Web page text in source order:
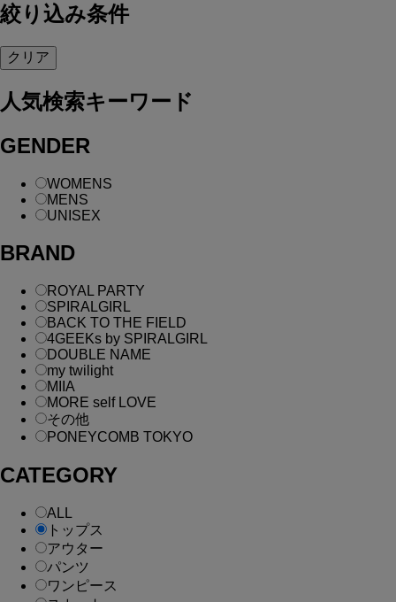
絞り込み条件
クリア
人気検索キーワード
GENDER
WOMENS
MENS
UNISEX
BRAND
ROYAL PARTY
SPIRALGIRL
BACK TO THE FIELD
4GEEKs by SPIRALGIRL
DOUBLE NAME
my twilight
MIIA
MORE self LOVE
その他
PONEYCOMB TOKYO
CATEGORY
ALL
トップス
アウター
パンツ
ワンピース